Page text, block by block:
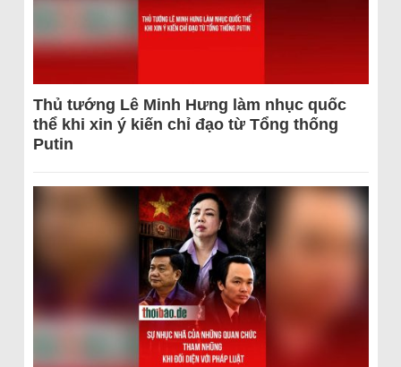
Thủ tướng Lê Minh Hưng làm nhục quốc
thể khi xin ý kiến chỉ đạo từ Tổng thống
Putin